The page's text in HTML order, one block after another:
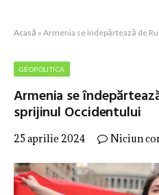
Acasă » Armenia se îndepărtează de
GEOPOLITICA
Armenia se
sprijinul Occidentului
25 aprilie 2024 Niciun